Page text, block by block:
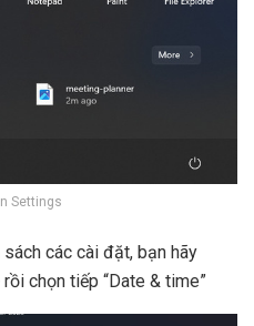
Settings
các cài đặt, bạn hãy
chọn tiếp “Date & time”